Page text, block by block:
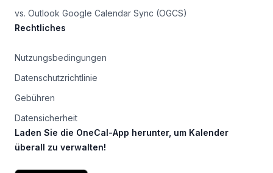
vs. Outlook Google Calendar Sync (OGCS)
Rechtliches
Nutzungsbedingungen
Datenschutzrichtlinie
Gebühren
Datensicherheit
Laden Sie die OneCal-App herunter, um Kalender
überall zu verwalten!